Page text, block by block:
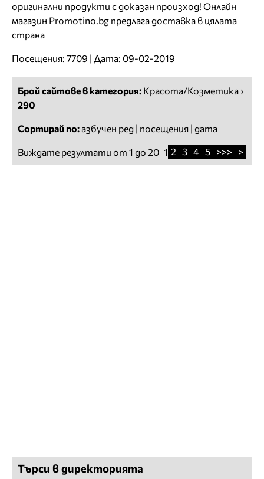
оригинални продукти с доказан произход! Онлайн
магазин Promotino.bg предлага доставка в цялата
страна
Посещения: 7709 | Дата: 09-02-2019
Брой сайтове в категория: Красота/Козметика›
290
Сортирай по: азбучен ред | посещения | дата
Виждате резултати от 1 до 20 1 2 3 4 5 >>> >
Търси в директорията